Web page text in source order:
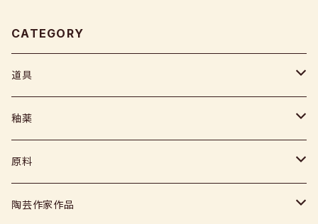
CATEGORY
道具
ヘラ
コテ
スポンジ
釉薬
粉末
液体
原料
媒溶剤・調整剤等
陶芸作家作品